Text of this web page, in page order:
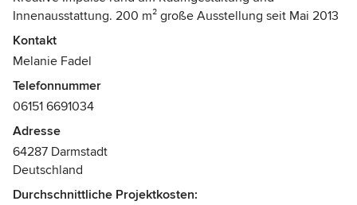
Innenausstattung. 200 m² große Ausstellung seit Mai 2013
inmitten von Darmstadt. Edle Natursteine, ausgesuchte
Fliesen, einzelne Sanitärobjekte und Armaturen (VOLA)
Designmöbel aus Gerüstholz und dekoratives
Kunsthandwerk finden Sie dort.
Bei uns können Sie in entspannter Atmosphäre
Entscheidungen zur Verschönerung Ihres Wohnambientes
Gestaltungsräume und Anschauungsmaterial für konkrete
Kontakt
Melanie Fadel
Telefonnummer
06151 6691034
Adresse
64287 Darmstadt
Deutschland
Durchschnittliche Projektkosten: